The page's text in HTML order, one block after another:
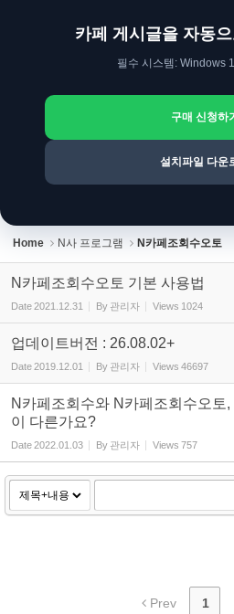
카페 게시글을 자동
필수 시스템: Windows
구매 신청하기
설치파일 다운
Home N사 프로그램 N카페조회수오토
N카페조회수오토 기본 사용법
Date2021.12.31 By 관리자 Views 1024
업데이트버전 : 26.08.02+
Date2019.12.01 By 관리자 Views 46697
N카페조회수와 N카페조회수오토
이 다른가요?
Date2022.01.03 By 관리자 Views 757
Prev 1